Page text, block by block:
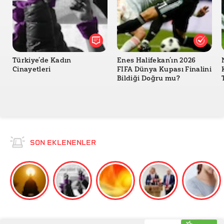
Türkiye’de Kadın
Cinayetleri
Enes Halifekan’ın 2026
FIFA Dünya Kupası Finalini
Bildiği Doğru mu?
SON EKLENENLER